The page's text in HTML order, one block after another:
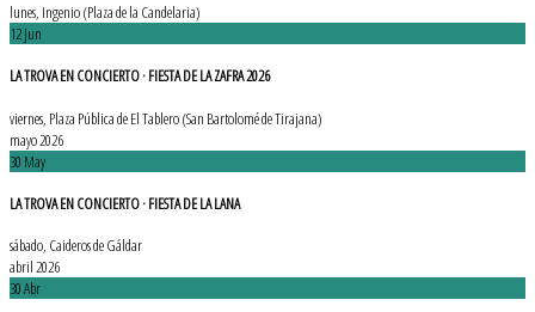
lunes, Ingenio (Plaza de la Candelaria)
12Jun
LA TROVA EN CONCIERTO · FIESTA DE LA ZAFRA 2026
viernes, Plaza Pública de El Tablero (San Bartolomé de Tirajana)
mayo 2026
30 May
LA TROVA EN CONCIERTO · FIESTA DE LA LANA
sábado, Caideros de Gáldar
abril 2026
30Abr